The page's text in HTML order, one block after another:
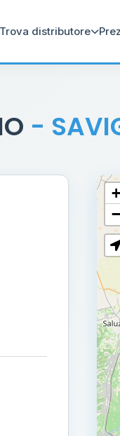
Trova distributore
-
+
−